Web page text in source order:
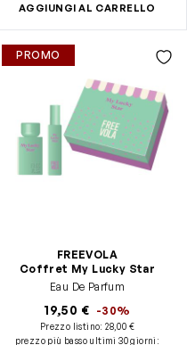
AGGIUNGI AL CARRELLO
PROMO
FREEVOLA
Coffret My Lucky Star
Eau De Parfum
19,50 € -30%
Prezzo listino:28,00 €
prezzo più basso ultimi 30 giorni :